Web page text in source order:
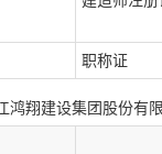
职称证
鸿翔建设集团股份有